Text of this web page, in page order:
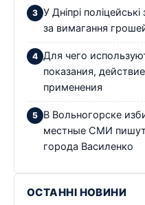
У Дніпрі
за вимагання
Для чего
показания,
применения
В Вольногорске
местные СМИ
города Василенко
ОСТАННІ НОВИНИ